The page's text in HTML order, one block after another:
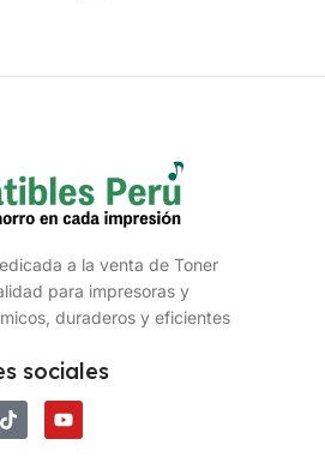
a la venta de Toner
para impresoras y
duraderos y eficientes
sociales